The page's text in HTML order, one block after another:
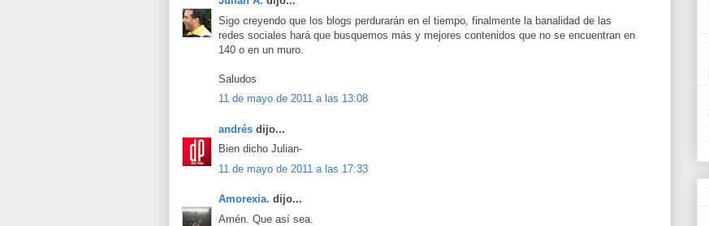
Sigo creyendo que los blogs perdurarán en el tiempo, finalmente la banalidad de las
redes sociales hará que busquemos más y mejores contenidos que no se encuentran en
140 o en un muro.
Saludos
11 de mayo de 2011 a las 13:08
andrés dijo...
Bien dicho Julian-
11 de mayo de 2011 a las 17:33
Amorexia. dijo...
Amén. Que así sea.